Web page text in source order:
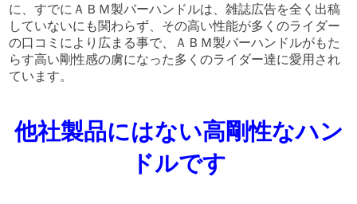
に、すでにＡＢＭ製バーハンドルは、雑誌広告を全く出稿
していないにも関わらず、その高い性能が多くのライダー
の口コミにより広まる事で、ＡＢＭ製バーハンドルがもた
らす高い剛性感の虜になった多くのライダー達に愛用され
ています。
他社製品にはない高剛性なハン
ドルです